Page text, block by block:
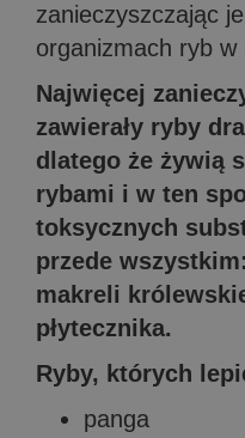
zanieczyszczając
organizmach ryb w
Najwięcej
zawierały ryby
dlatego że żywią
rybami i w ten
toksycznych
przede
makreli
płytecznika.
Ryby, których
panga